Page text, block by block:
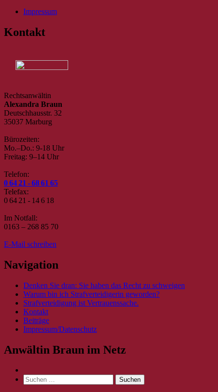
Impressum
Kontakt
Rechtsanwältin
Alexandra Braun
Deutschhausstr. 32
35037 Marburg
Bürozeiten:
Mo.–Do.: 9-18 Uhr
Freitag: 9–14 Uhr
Telefon:
0 64 21 - 68 61 65
Telefax:
0 64 21 - 14 6 18
Im Notfall:
0163 – 268 85 70
E-Mail schreiben
Navigation
Denken Sie dran: Sie haben das Recht zu schweigen
Warum bin ich Strafverteidigerin geworden?
Strafverteidigung ist Vertrauenssache.
Kontakt
Beiträge
Impressum/Datenschutz
Anwältin Braun im Netz
Suche
nach: